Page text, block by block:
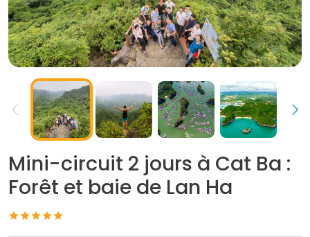
Mini-circuit 2 jours à Cat Ba :
Forêt et baie de Lan Ha